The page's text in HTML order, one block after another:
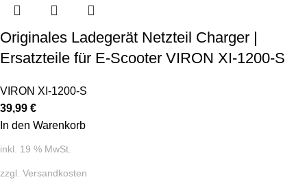
Originales Ladegerät Netzteil Charger |
Ersatzteile für E-Scooter VIRON XI-1200-S
VIRON XI-1200-S
39,99 €
In den Warenkorb
inkl. 19 % MwSt.
zzgl. Versandkosten